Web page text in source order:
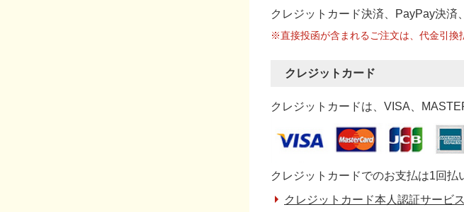
クレジットカード決済、PayPay決済
※直接投函が含まれるご注文は、代金引換
クレジットカード
クレジットカードは、VISA、
クレジットカードでのお支払は1回払
クレジットカード本人認証サービ